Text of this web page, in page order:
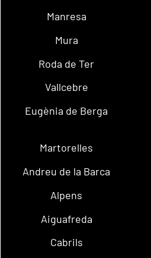
Manresa
Mura
Roda de Ter
Vallcebre
Eugènia de Berga
Martorelles
Andreu de la Barca
Alpens
Aiguafreda
Cabrils